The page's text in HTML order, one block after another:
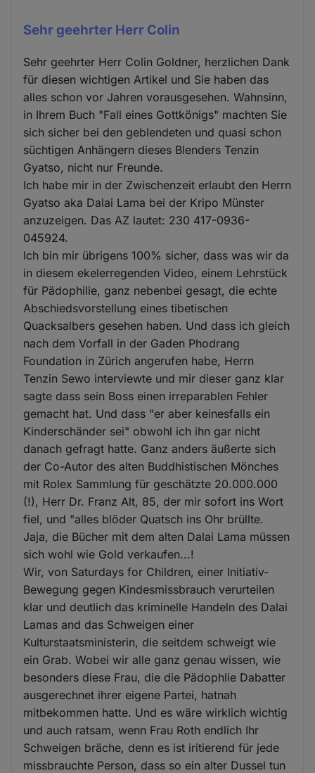
Sehr geehrter Herr Colin
Sehr geehrter Herr Colin Goldner, herzlichen Dank
für diesen wichtigen Artikel und Sie haben das
alles schon vor Jahren vorausgesehen. Wahnsinn,
in Ihrem Buch "Fall eines Gottkönigs" machten Sie
sich sicher bei den geblendeten und quasi schon
süchtigen Anhängern dieses Blenders Tenzin
Gyatso, nicht nur Freunde.
Ich habe mir in der Zwischenzeit erlaubt den Herrn
Gyatso aka Dalai Lama bei der Kripo Münster
anzuzeigen. Das AZ lautet: 230 417-0936-
045924.
Ich bin mir übrigens 100% sicher, dass was wir da
in diesem ekelerregenden Video, einem Lehrstück
für Pädophilie, ganz nebenbei gesagt, die echte
Abschiedsvorstellung eines tibetischen
Quacksalbers gesehen haben. Und dass ich gleich
nach dem Vorfall in der Gaden Phodrang
Foundation in Zürich angerufen habe, Herrn
Tenzin Sewo interviewte und mir dieser ganz klar
sagte dass sein Boss einen irreparablen Fehler
gemacht hat. Und dass "er aber keinesfalls ein
Kinderschänder sei" obwohl ich ihn gar nicht
danach gefragt hatte. Ganz anders äußerte sich
der Co-Autor des alten Buddhistischen Mönches
mit Rolex Sammlung für geschätzte 20.000.000
(!), Herr Dr. Franz Alt, 85, der mir sofort ins Wort
fiel, und "alles blöder Quatsch ins Ohr brüllte.
Jaja, die Bücher mit dem alten Dalai Lama müssen
sich wohl wie Gold verkaufen...!
Wir, von Saturdays for Children, einer Initiativ-
Bewegung gegen Kindesmissbrauch verurteilen
klar und deutlich das kriminelle Handeln des Dalai
Lamas and das Schweigen einer
Kulturstaatsministerin, die seitdem schweigt wie
ein Grab. Wobei wir alle ganz genau wissen, wie
besonders diese Frau, die die Pädophlie Dabatter
ausgerechnet ihrer eigene Partei, hatnah
mitbekommen hatte. Und es wäre wirklich wichtig
und auch ratsam, wenn Frau Roth endlich Ihr
Schweigen bräche, denn es ist iritierend für jede
missbrauchte Person, dass so ein alter Dussel tun